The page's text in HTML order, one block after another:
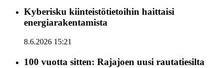
Kyberisku kiinteistötietoihin haittaisi
energiarakentamista
8.6.2026 15:21
100 vuotta sitten: Rajajoen uusi rautatiesilta